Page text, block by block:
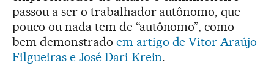
passou a ser o trabalhador autônomo, que
pouco ou nada tem de “autônomo”, como
bem demonstrado em artigo de Vitor Araújo
Filgueiras e José Dari Krein.